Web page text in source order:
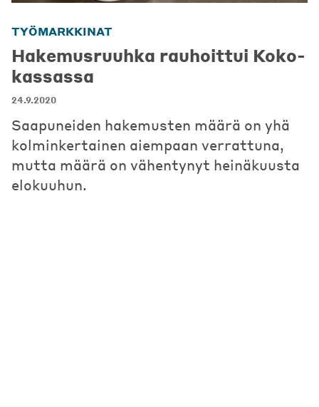
TYÖMARKKINAT
Hakemusruuhka rauhoittui Koko-
kassassa
24.9.2020
Saapuneiden hakemusten määrä on yhä
kolminkertainen aiempaan verrattuna,
mutta määrä on vähentynyt heinäkuusta
elokuuhun.